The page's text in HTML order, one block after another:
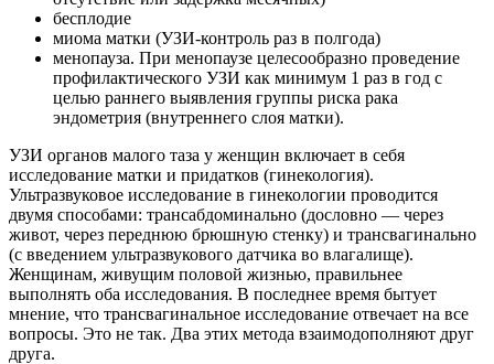
бесплодие
миома матки (УЗИ-контроль раз в полгода)
менопауза. При менопаузе целесообразно проведение
профилактического УЗИ как минимум 1 раз в год с
целью раннего выявления группы риска рака
эндометрия (внутреннего слоя матки).
УЗИ органов малого таза у женщин включает в себя
исследование матки и придатков (гинекология).
Ультразвуковое исследование в гинекологии проводится
двумя способами: трансабдоминально (дословно — через
живот, через переднюю брюшную стенку) и трансвагинально
(с введением ультразвукового датчика во влагалище).
Женщинам, живущим половой жизнью, правильнее
выполнять оба исследования. В последнее время бытует
мнение, что трансвагинальное исследование отвечает на все
вопросы. Это не так. Два этих метода взаимодополняют друг
друга.